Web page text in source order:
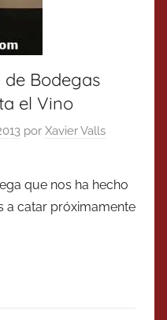
Bodegas
el Vino
por Xavier Valls
que nos ha hecho
a catar próximamente